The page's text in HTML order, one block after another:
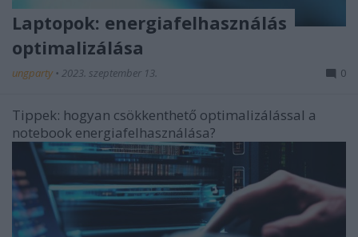
Laptopok: energiafelhasználás
optimalizálása
ungparty • 2023. szeptember 13. 0
Tippek: hogyan csökkenthető optimalizálással a
notebook energiafelhasználása?